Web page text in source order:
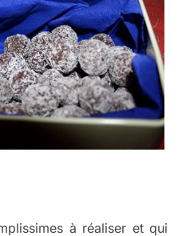
à réaliser et qui